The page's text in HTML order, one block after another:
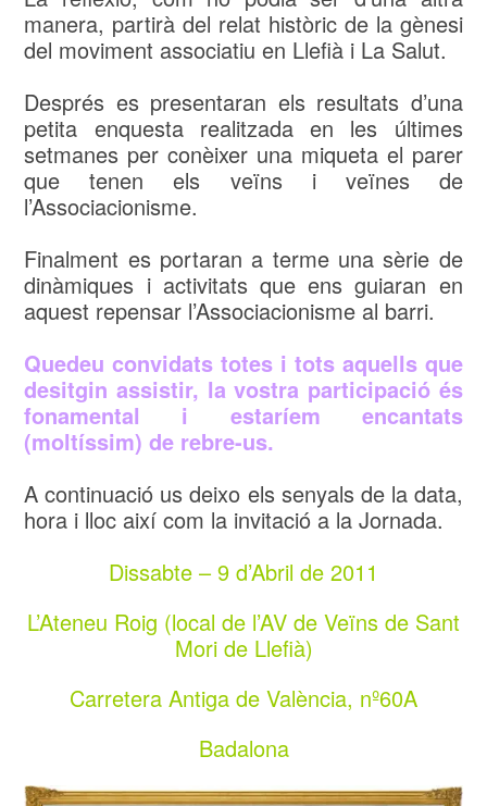
manera, partirà del relat històric de la gènesi
del moviment associatiu en Llefià i La Salut.
Després es presentaran els resultats d’una
petita enquesta realitzada en les últimes
setmanes per conèixer una miqueta el parer
que tenen els veïns i veïnes de
l’Associacionisme.
Finalment es portaran a terme una sèrie de
dinàmiques i activitats que ens guiaran en
aquest repensar l’Associacionisme al barri.
Quedeu convidats totes i tots aquells que
desitgin assistir, la vostra participació és
fonamental i estaríem encantats
(moltíssim) de rebre-us.
A continuació us deixo els senyals de la data,
hora i lloc així com la invitació a la Jornada.
Dissabte – 9 d’Abril de 2011
L’Ateneu Roig (local de l’AV de Veïns de Sant
Mori de Llefià)
Carretera Antiga de València, nº60A
Badalona